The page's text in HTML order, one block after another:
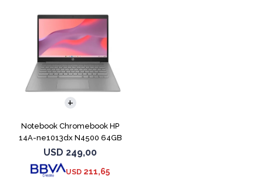
Notebook Chromebook HP
14A-ne1013dx N4500 64GB
4GB 14" Grey
USD 249,00
USD 211,65